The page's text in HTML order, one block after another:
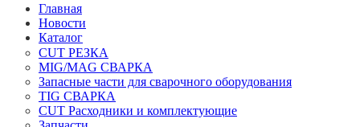
Главная
Новости
Каталог
CUT РЕЗКА
MIG/MAG СВАРКА
Запасные части для сварочного оборудования
TIG СВАРКА
CUT Расходники и комплектующие